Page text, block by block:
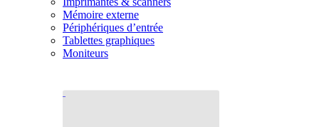
Mémoire externe
Périphériques d’entrée
Tablettes graphiques
Moniteurs